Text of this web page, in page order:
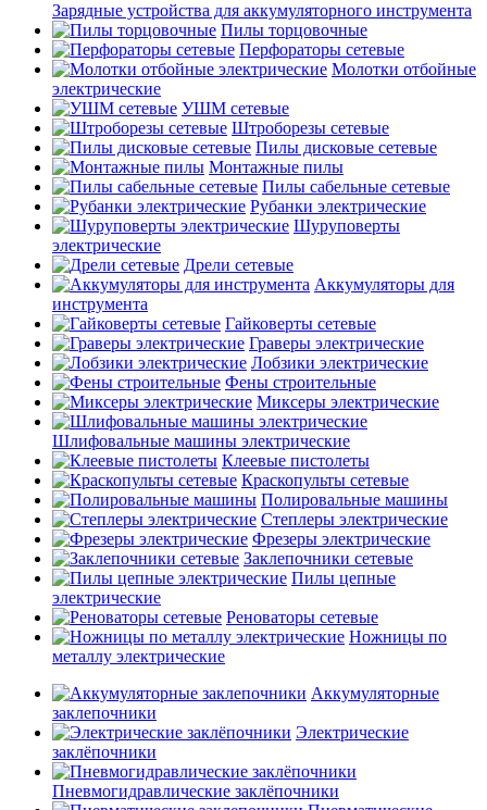
Зарядные устройства для аккумуляторного инструмента
Пилы торцовочные
Перфораторы сетевые
Молотки отбойные
электрические
УШМ сетевые
Штроборезы сетевые
Пилы дисковые сетевые
Монтажные пилы
Пилы сабельные сетевые
Рубанки электрические
Шуруповерты
электрические
Дрели сетевые
Аккумуляторы для
инструмента
Гайковерты сетевые
Граверы электрические
Лобзики электрические
Фены строительные
Миксеры электрические
Шлифовальные машины электрические
Клеевые пистолеты
Краскопульты сетевые
Полировальные машины
Степлеры электрические
Фрезеры электрические
Заклепочники сетевые
Пилы цепные
электрические
Реноваторы сетевые
Ножницы по
металлу электрические
Аккумуляторные
заклепочники
Электрические
заклёпочники
Пневмогидравлические заклёпочники